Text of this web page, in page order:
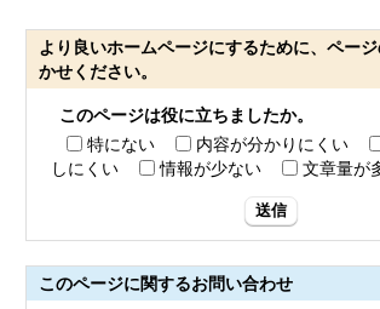
より良いホームページにするために、ペー
かせください。
このページは役に立ちましたか。
特にない
内容が分かりにくい
しにくい
情報が少ない 文章量が
送信
このページに関するお問い合わせ